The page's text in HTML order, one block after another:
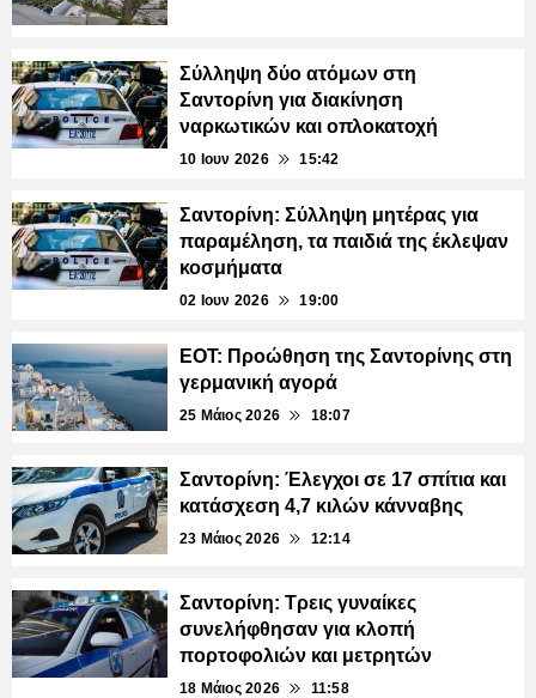
Σύλληψη δύο ατόμων στη
Σαντορίνη για διακίνηση
ναρκωτικών και οπλοκατοχή
10 Ιουν 2026 15:42
Σαντορίνη: Σύλληψη μητέρας για
παραμέληση, τα παιδιά της έκλεψαν
κοσμήματα
02 Ιουν 2026 19:00
ΕΟΤ: Προώθηση της Σαντορίνης στη
γερμανική αγορά
25 Μάιος 2026 18:07
Σαντορίνη: Έλεγχοι σε 17 σπίτια και
κατάσχεση 4,7 κιλών κάνναβης
23 Μάιος 2026 12:14
Σαντορίνη: Τρεις γυναίκες
συνελήφθησαν για κλοπή
πορτοφολιών και μετρητών
18 Μάιος 2026 11:58